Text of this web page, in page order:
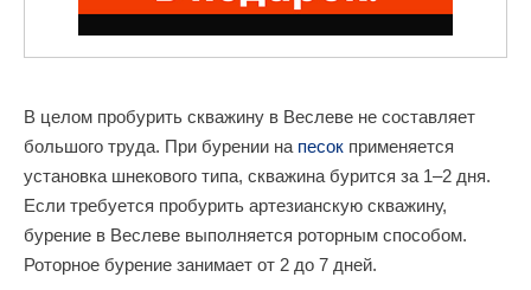
В целом пробурить скважину в Веслеве не составляет
большого труда. При бурении на песок применяется
установка шнекового типа, скважина бурится за 1–2 дня.
Если требуется пробурить артезианскую скважину,
бурение в Веслеве выполняется роторным способом.
Роторное бурение занимает от 2 до 7 дней.